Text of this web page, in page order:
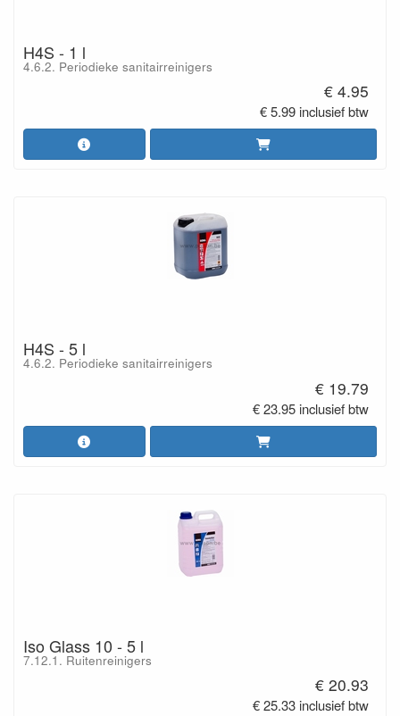
H4S - 1 l
4.6.2. Periodieke sanitairreinigers
€ 4.95
€ 5.99 inclusief btw
H4S - 5 l
4.6.2. Periodieke sanitairreinigers
€ 19.79
€ 23.95 inclusief btw
Iso Glass 10 - 5 l
7.12.1. Ruitenreinigers
€ 20.93
€ 25.33 inclusief btw